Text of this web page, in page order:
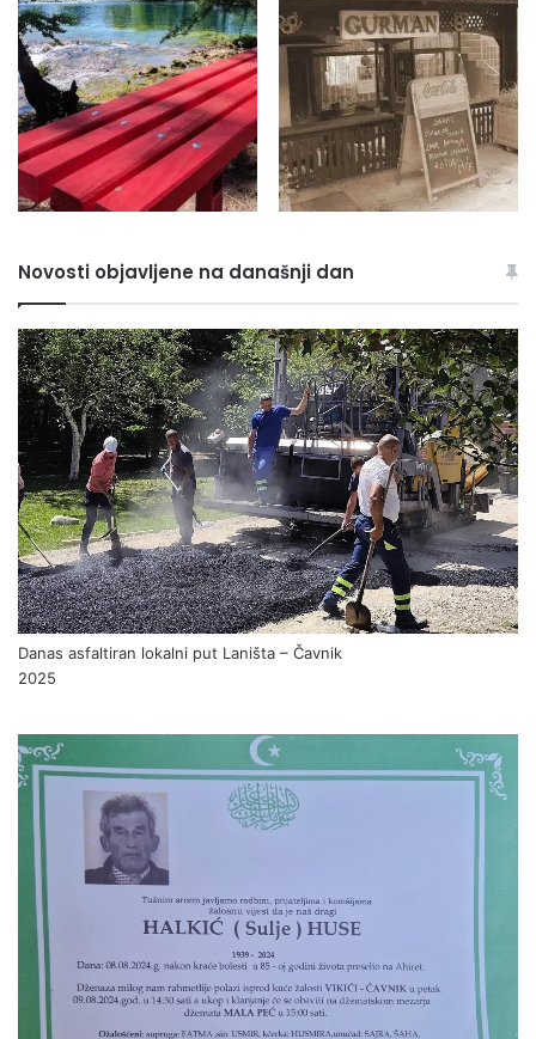
Novosti objavljene na današnji dan
Danas asfaltiran lokalni put Laništa – Čavnik
2025